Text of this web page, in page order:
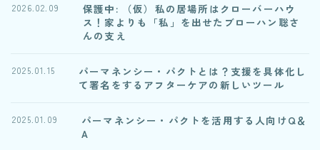
保護中: （仮）私の居場所はクローバーハウ
ス！家よりも「私」を出せたブローハン聡さ
んの支え
2026.02.09
パーマネンシー・パクトとは？支援を具体化し
て署名をするアフターケアの新しいツール
2025.01.15
パーマネンシー・パクトを活用する人向けQ＆
A
2025.01.09